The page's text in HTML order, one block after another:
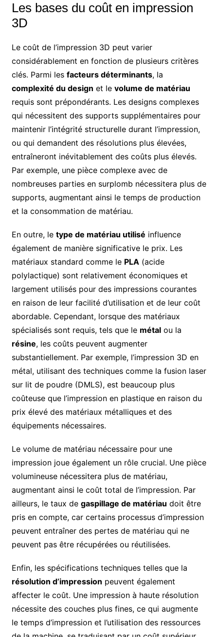
Les bases du coût en impression
3D
Le coût de l’impression 3D peut varier
considérablement en fonction de plusieurs critères
clés. Parmi les facteurs déterminants, la
complexité du design et le volume de matériau
requis sont prépondérants. Les designs complexes
qui nécessitent des supports supplémentaires pour
maintenir l’intégrité structurelle durant l’impression,
ou qui demandent des résolutions plus élevées,
entraîneront inévitablement des coûts plus élevés.
Par exemple, une pièce complexe avec de
nombreuses parties en surplomb nécessitera plus de
supports, augmentant ainsi le temps de production
et la consommation de matériau.
En outre, le type de matériau utilisé influence
également de manière significative le prix. Les
matériaux standard comme le PLA(acide
polylactique) sont relativement économiques et
largement utilisés pour des impressions courantes
en raison de leur facilité d’utilisation et de leur coût
abordable. Cependant, lorsque des matériaux
spécialisés sont requis, tels que le métalou la
résine, les coûts peuvent augmenter
substantiellement. Par exemple, l’impression 3D en
métal, utilisant des techniques comme la fusion laser
sur lit de poudre (DMLS), est beaucoup plus
coûteuse que l’impression en plastique en raison du
prix élevé des matériaux métalliques et des
équipements nécessaires.
Le volume de matériau nécessaire pour une
impression joue également un rôle crucial. Une pièce
volumineuse nécessitera plus de matériau,
augmentant ainsi le coût total de l’impression. Par
ailleurs, le taux de gaspillage de matériau doit être
pris en compte, car certains processus d’impression
peuvent entraîner des pertes de matériau qui ne
peuvent pas être récupérées ou réutilisées.
Enfin, les spécifications techniques telles que la
résolution d’impression peuvent également
affecter le coût. Une impression à haute résolution
nécessite des couches plus fines, ce qui augmente
le temps d’impression et l’utilisation des ressources